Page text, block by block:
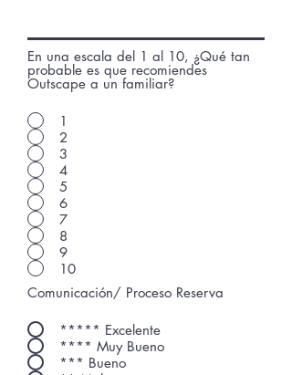
En una escala del 1 al 10, ¿Qué tan
probable es que recomiendes
Outscape a un familiar?
1
2
3
4
5
6
7
8
9
10
Comunicación/ Proceso Reserva
***** Excelente
**** Muy Bueno
*** Bueno